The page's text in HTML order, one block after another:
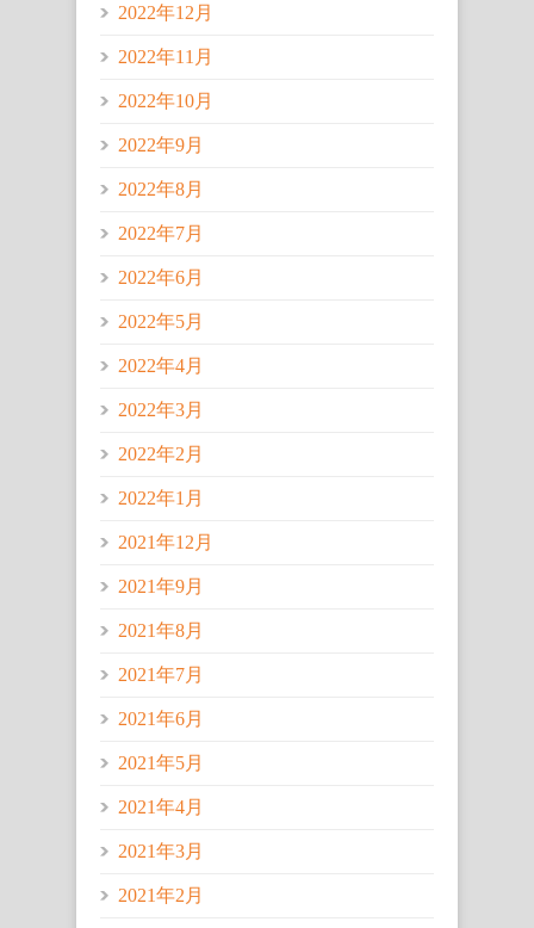
2022年12月
2022年11月
2022年10月
2022年9月
2022年8月
2022年7月
2022年6月
2022年5月
2022年4月
2022年3月
2022年2月
2022年1月
2021年12月
2021年9月
2021年8月
2021年7月
2021年6月
2021年5月
2021年4月
2021年3月
2021年2月